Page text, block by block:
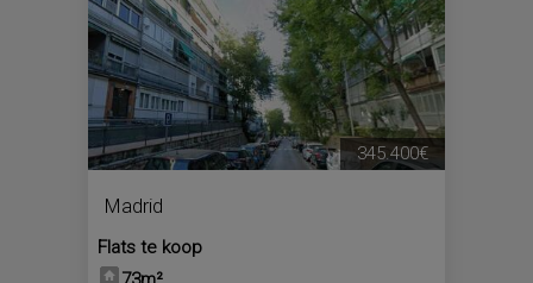
Madrid
Flats te koop
345.400€